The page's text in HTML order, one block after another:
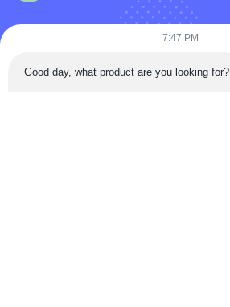
Adjunte archivos
7:47 PM
Good day, what product are you looking for?